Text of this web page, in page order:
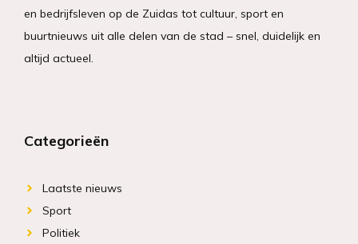
en bedrijfsleven op de Zuidas tot cultuur, sport en
buurtnieuws uit alle delen van de stad – snel, duidelijk en
altijd actueel.
Categorieën
Laatste nieuws
Sport
Politiek